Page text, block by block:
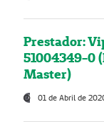
Prestador:
51004349-0
Master)
01 de Abril de